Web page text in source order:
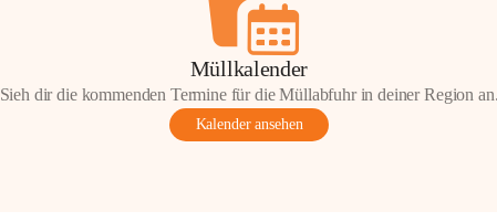
Müllkalender
Sieh dir die kommenden Termine für die Müllabfuhr in deiner Region
Kalender ansehen